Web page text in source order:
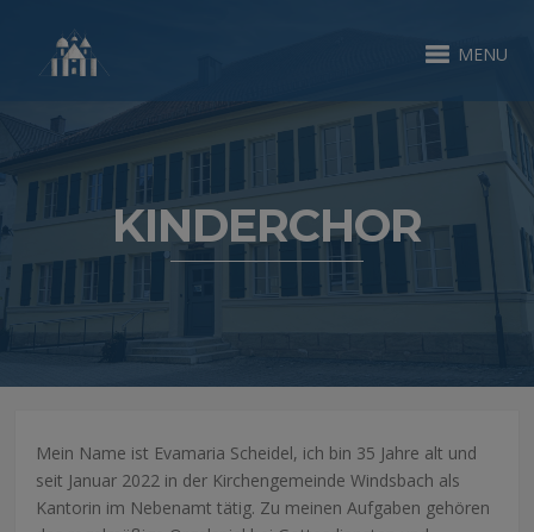
MENU
KINDERCHOR
Mein Name ist Evamaria Scheidel, ich bin 35 Jahre alt und
seit Januar 2022 in der Kirchengemeinde Windsbach als
Kantorin im Nebenamt tätig. Zu meinen Aufgaben gehören